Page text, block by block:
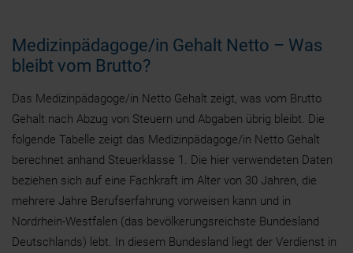
Medizinpädagoge/in Gehalt Netto – Was
bleibt vom Brutto?
Das Medizinpädagoge/in Netto Gehalt zeigt, was vom Brutto
Gehalt nach Abzug von Steuern und Abgaben übrig bleibt. Die
folgende Tabelle zeigt das Medizinpädagoge/in Netto Gehalt
berechnet anhand Steuerklasse 1. Die hier verwendeten Daten
beziehen sich auf eine Fachkraft im Alter von 30 Jahren, die
mehrere Jahre Berufserfahrung vorweisen kann und in
Nordrhein-Westfalen (das bevölkerungsreichste Bundesland
Deutschlands) lebt. In diesem Bundesland liegt der Verdienst in